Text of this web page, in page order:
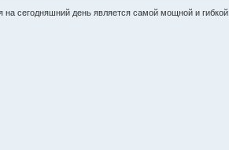
сегодняшний день является самой мощной и гибкой